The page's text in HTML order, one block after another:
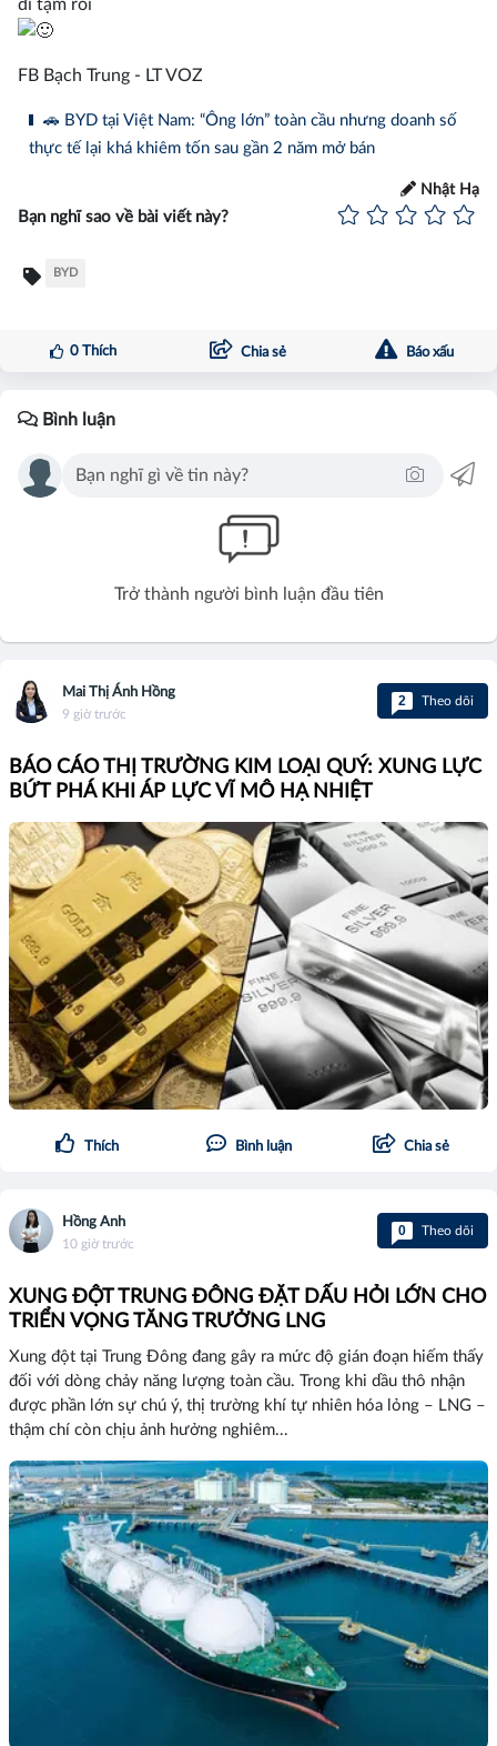
đi tạm rồi
FB Bạch Trung - LT VOZ
🚗 BYD tại Việt Nam: “Ông lớn” toàn cầu nhưng doanh số
thực tế lại khá khiêm tốn sau gần 2 năm mở bán
Nhật Hạ
Bạn nghĩ sao về bài viết này?
BYD
0Thích Chia sẻ Báo xấu
Bình luận
Trở thành người bình luận đầu tiên
Mai Thị Ánh Hồng
9 giờ trước
2 Theo dõi
BÁO CÁO THỊ TRƯỜNG KIM LOẠI QUÝ: XUNG LỰC
BỨT PHÁ KHI ÁP LỰC VĨ MÔ HẠ NHIỆT
Thích Bình luận Chia sẻ
Hồng Anh
10 giờ trước
0 Theo dõi
XUNG ĐỘT TRUNG ĐÔNG ĐẶT DẤU HỎI LỚN CHO
TRIỂN VỌNG TĂNG TRƯỞNG LNG
Xung đột tại Trung Đông đang gây ra mức độ gián đoạn hiếm thấy
đối với dòng chảy năng lượng toàn cầu. Trong khi dầu thô nhận
được phần lớn sự chú ý, thị trường khí tự nhiên hóa lỏng – LNG –
thậm chí còn chịu ảnh hưởng nghiêm...